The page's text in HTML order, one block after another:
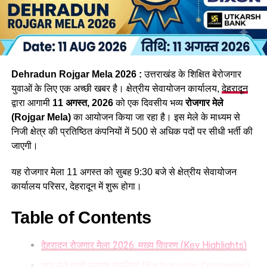
इसके समानांतर जिन रिक्त पदों के लिए आवेदन प्रक्रिया पूरी हो चुकी है,
उनकी परीक्षा भी दिसंबर तक करा ली जाएगी। इनमें व्यैक्तिक सहायक,
पशुधन प्रसार अधिकारी, विभिन्न सेवाओं के तकनीकी पद, सहायक
स्नातक स्तरीय पद सहित कुल 1470 पद शामिल हैं।
34 हजार भर्तियां, रोजगार बड़ी उपलब्धि
Dehradun Rojgar Mela 2026 :उत्तराखंड के शिक्षित बेरोजगार
युवाओं के लिए एक अच्छी खबर है। क्षेत्रीय सेवायोजन कार्यालय,देहरादून
द्वारा आगामी 11 अगस्त, 2026को एक दिवसीय भव्यरोजगार मेले
(Rojgar Mela)का आयोजन किया जा रहा है। इस मेले के माध्यम से
निजी क्षेत्र की प्रतिष्ठित कंपनियों में 500 से अधिक पदों पर सीधी भर्ती की
जाएगी।
यह रोजगार मेला 11 अगस्त को सुबह 9:30 बजे से क्षेत्रीय सेवायोजन
कार्यालय परिसर, देहरादून में शुरू होगा।
Table of Contents
देहरादून रोजगार मेला 2026: मुख्य विवरण (Key Highlights)